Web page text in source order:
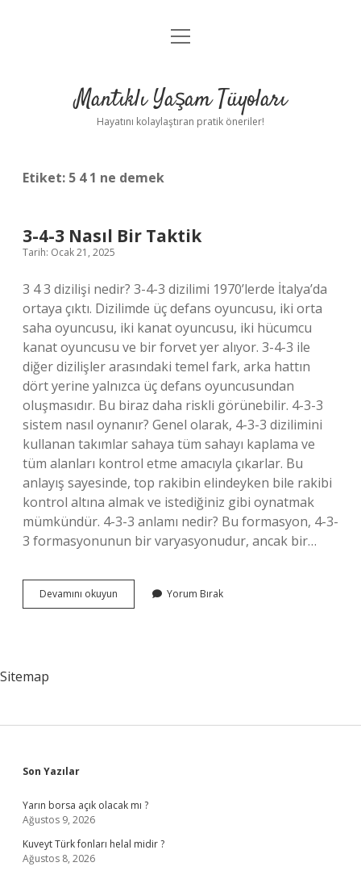
Anasayfa
Yasal Uyarı
menüyü
Mantıklı Yaşam Tüyoları
Hayatını kolaylaştıran pratik öneriler!
Etiket: 5 4 1 ne demek
3-4-3 Nasıl Bir Taktik
Tarih: Ocak 21, 2025
3 4 3 dizilişi nedir? 3-4-3 dizilimi 1970’lerde İtalya’da
ortaya çıktı. Dizilimde üç defans oyuncusu, iki orta
saha oyuncusu, iki kanat oyuncusu, iki hücumcu
kanat oyuncusu ve bir forvet yer alıyor. 3-4-3 ile
diğer dizilişler arasındaki temel fark, arka hattın
dört yerine yalnızca üç defans oyuncusundan
oluşmasıdır. Bu biraz daha riskli görünebilir. 4-3-3
sistem nasıl oynanır? Genel olarak, 4-3-3 dizilimini
kullanan takımlar sahaya tüm sahayı kaplama ve
tüm alanları kontrol etme amacıyla çıkarlar. Bu
anlayış sayesinde, top rakibin elindeyken bile rakibi
kontrol altına almak ve istediğiniz gibi oynatmak
mümkündür. 4-3-3 anlamı nedir? Bu formasyon, 4-3-
3 formasyonunun bir varyasyonudur, ancak bir…
Devamını okuyun
4-
Yorum Bırak
Sitemap
Sidebar
Son Yazılar
Yarın borsa açık olacak mı ?
Ağustos 9, 2026
Kuveyt Türk fonları helal midir ?
Ağustos 8, 2026